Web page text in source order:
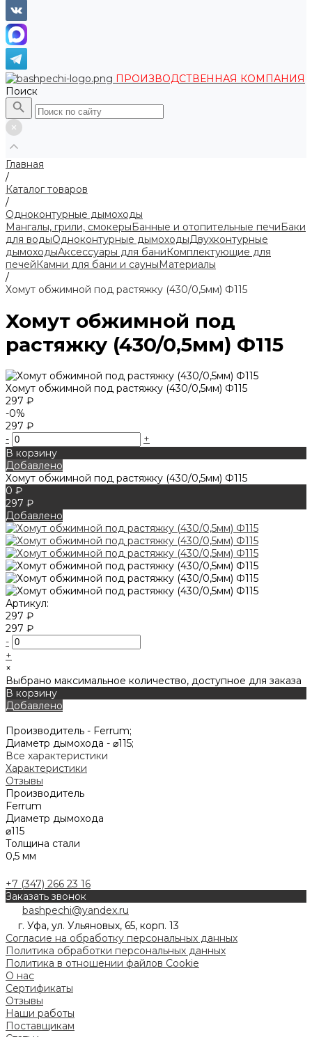
ПРОИЗВОДСТВЕННАЯ КОМПАНИЯ
Поиск
Главная
/
Каталог товаров
/
Одноконтурные дымоходы
Мангалы, грили, смокерыБанные и отопительные печиБаки
для водыОдноконтурные дымоходыДвухконтурные
дымоходыАксессуары для баниКомплектующие для
печейКамни для бани и сауныМатериалы
/
Хомут обжимной под растяжку (430/0,5мм) Ф115
Хомут обжимной под
растяжку (430/0,5мм) Ф115
Хомут обжимной под растяжку (430/0,5мм) Ф115
297 ₽
-0%
297 ₽
-
+
В корзину
Добавлено
Хомут обжимной под растяжку (430/0,5мм) Ф115
0 ₽
297 ₽
Добавлено
Артикул:
297 ₽
297 ₽
-
+
×
Выбрано максимальное количество, доступное для заказа
В корзину
Добавлено
Производитель - Ferrum;
Диаметр дымохода - ⌀115;
Все характеристики
Характеристики
Отзывы
Производитель
Ferrum
Диаметр дымохода
⌀115
Толщина стали
0,5 мм
+7 (347) 266 23 16
Заказать звонок
bashpechi@yandex.ru
г. Уфа, ул. Ульяновых, 65, корп. 13
Согласие на обработку персональных данных
Политика обработки персональных данных
Политика в отношении файлов Cookie
О нас
Сертификаты
Отзывы
Наши работы
Поставщикам